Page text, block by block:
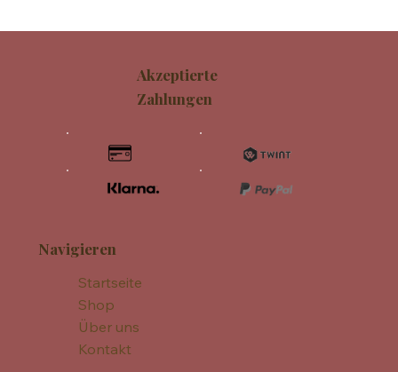
Navigieren
Startseite
Shop
Über uns
Kontakt
Akzeptierte
Zahlungen